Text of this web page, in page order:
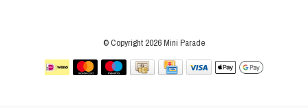
© Copyright 2026 Mini Parade